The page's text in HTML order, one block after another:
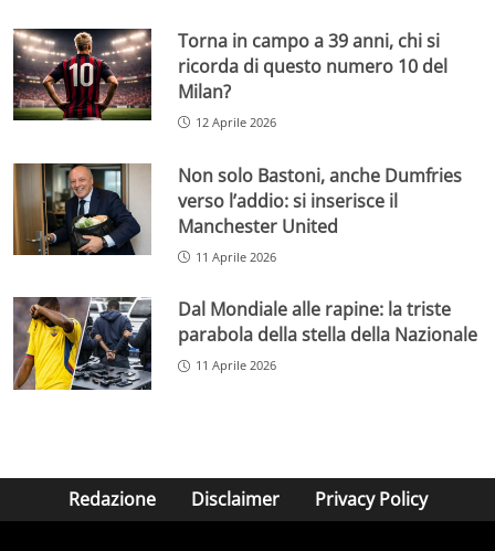
Torna in campo a 39 anni, chi si
ricorda di questo numero 10 del
Milan?
12 Aprile 2026
Non solo Bastoni, anche Dumfries
verso l’addio: si inserisce il
Manchester United
11 Aprile 2026
Dal Mondiale alle rapine: la triste
parabola della stella della Nazionale
11 Aprile 2026
Redazione Disclaimer Privacy Policy